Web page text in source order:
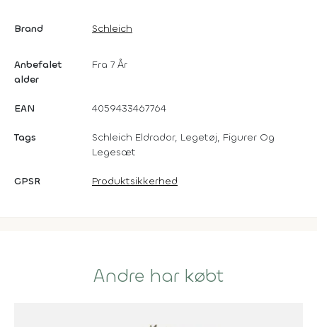
Brand Schleich
Anbefalet
alder
Fra 7 År
EAN 4059433467764
Tags
Schleich Eldrador, Legetøj, Figurer Og
Legesæt
GPSR Produktsikkerhed
Andre har købt